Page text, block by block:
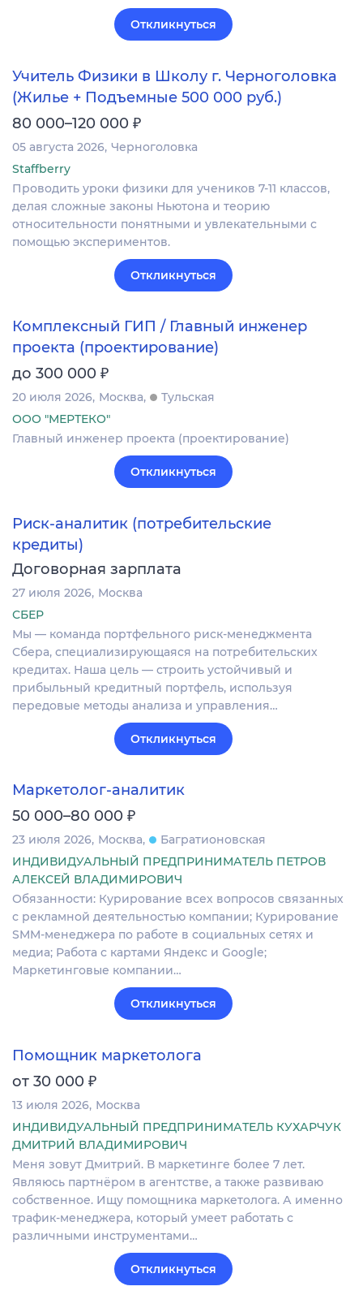
Откликнуться
Учитель Физики в Школу г. Черноголовка
(Жилье + Подъемные 500 000 руб.)
80 000–120 000 ₽
05 августа 2026 Черноголовка
Staffberry
Проводить уроки физики для учеников 7-11 классов,
делая сложные законы Ньютона и теорию
относительности понятными и увлекательными с
помощью экспериментов.
Откликнуться
Комплексный ГИП / Главный инженер
проекта (проектирование)
до 300 000 ₽
20 июля 2026 Москва
Тульская
ООО "МЕРТЕКО"
Главный инженер проекта (проектирование)
Откликнуться
Риск-аналитик (потребительские
кредиты)
Договорная зарплата
27 июля 2026 Москва
СБЕР
Мы — команда портфельного риск-менеджмента
Сбера, специализирующаяся на потребительских
кредитах. Наша цель — строить устойчивый и
прибыльный кредитный портфель, используя
передовые методы анализа и управления…
Откликнуться
Маркетолог-аналитик
50 000–80 000 ₽
23 июля 2026 Москва
Багратионовская
ИНДИВИДУАЛЬНЫЙ ПРЕДПРИНИМАТЕЛЬ ПЕТРОВ
АЛЕКСЕЙ ВЛАДИМИРОВИЧ
Обязанности: Курирование всех вопросов связанных
с рекламной деятельностью компании; Курирование
SMM-менеджера по работе в социальных сетях и
медиа; Работа с картами Яндекс и Google;
Маркетинговые компании…
Откликнуться
Помощник маркетолога
от 30 000 ₽
13 июля 2026 Москва
ИНДИВИДУАЛЬНЫЙ ПРЕДПРИНИМАТЕЛЬ КУХАРЧУК
ДМИТРИЙ ВЛАДИМИРОВИЧ
Меня зовут Дмитрий. В маркетинге более 7 лет.
Являюсь партнёром в агентстве, а также развиваю
собственное. Ищу помощника маркетолога. А именно
трафик-менеджера, который умеет работать с
различными инструментами…
Откликнуться